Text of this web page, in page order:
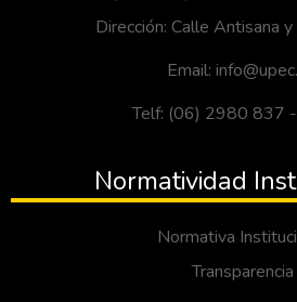
Dirección: Calle Antisana
Email:
Telf: (06) 2980 837
Normatividad
Normativa
Transparencia